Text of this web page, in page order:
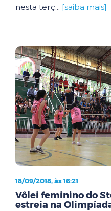
nesta terç... [saiba mais]
18/09/2018, às 16:21
Vôlei feminino do
estreia na